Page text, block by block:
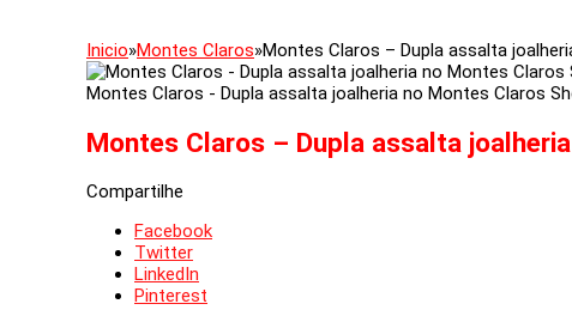
Inicio»Montes Claros»Montes Claros – Dupla assalta
Montes Claros - Dupla assalta joalheria no Montes Claros
Montes Claros – Dupla assalta
Compartilhe
Facebook
Twitter
LinkedIn
Pinterest